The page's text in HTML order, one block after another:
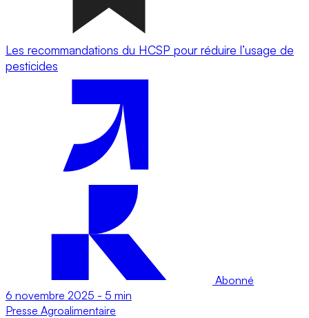
Les recommandations du HCSP pour réduire l’usage de
pesticides
Abonné
6 novembre 2025 - 5 min
Presse Agroalimentaire